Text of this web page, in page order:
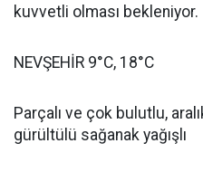
kuvvetli olması bekleniyor.
NEVŞEHİR 9°C, 18°C
Parçalı ve çok bulutlu,
gürültülü sağanak yağışlı